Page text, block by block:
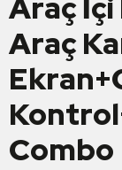
Araç İçi
Araç
Combo